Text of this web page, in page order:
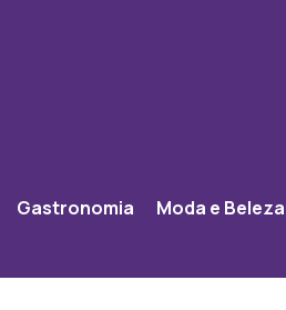
Gastronomia Moda e Beleza